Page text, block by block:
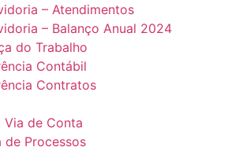
– Atendimentos
– Balanço Anual 2024
do Trabalho
Contábil
Contratos
Via de Conta
de Processos